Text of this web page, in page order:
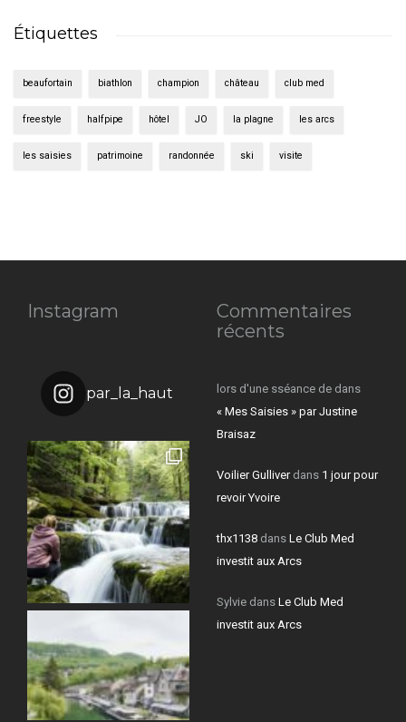
Étiquettes
beaufortain biathlon champion château club med
freestyle halfpipe hôtel JO la plagne les arcs
les saisies patrimoine randonnée ski visite
Instagram
par_la_haut
Commentaires
récents
lors d'une sséance de dans
« Mes Saisies » par Justine
Braisaz
Voilier Gulliverdans 1 jour pour
revoir Yvoire
thx1138 dans Le Club Med
investit aux Arcs
Sylvie dans Le Club Med
investit aux Arcs